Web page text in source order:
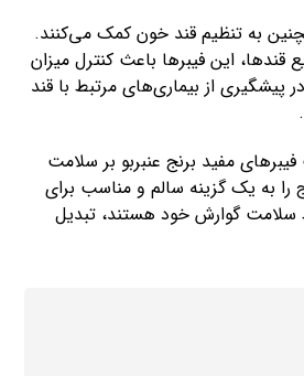
به تنظیم قند خون کمک می‌کنند.
این فیبرها باعث کنترل میزان
از بیماری‌های مرتبط با قند
مفید برنج عنبربو بر سلامت
را به یک گزینه سالم و مناسب برای
سلامت گوارش خود هستند، تبدیل